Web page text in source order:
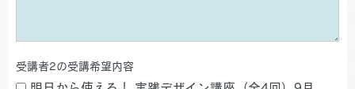
受講者2の受講希望内容